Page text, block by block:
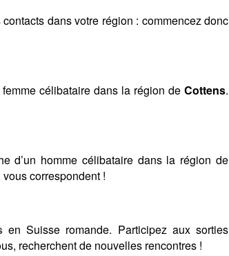
dans votre région : commencez donc
célibataire dans la région de Cottens.
d’un homme célibataire dans la région de
correspondent !
en Suisse romande. Participez aux sorties
recherchent de nouvelles rencontres !